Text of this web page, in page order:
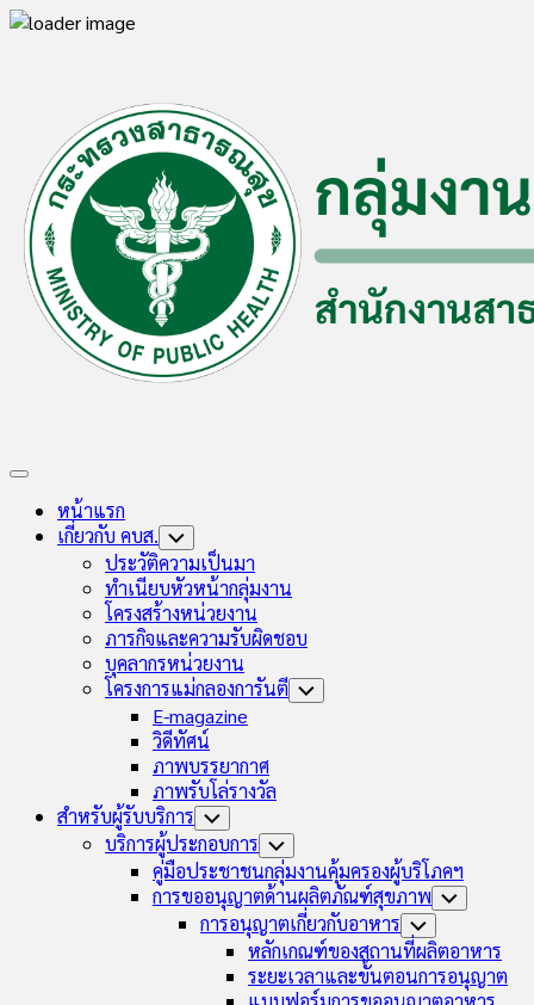
Expand
หน้าแรก
เกี่ยวกับ คบส. Toggle
Child
Menu
ประวัติความเป็นมา
ทำเนียบหัวหน้ากลุ่มงาน
โครงสร้างหน่วยงาน
ภารกิจและความรับผิดชอบ
บุคลากรหน่วยงาน
โครงการแม่กลองการันตี Toggle
E-magazine
วิดีทัศน์
ภาพบรรยากาศ
ภาพรับโล่รางวัล
สำหรับผู้รับบริการ Toggle
Child
Menu
บริการผู้ประกอบการ Toggle
Child
Menu
คู่มือประชาชนกลุ่มงานคุ้มครองผู้บริโภคฯ
การขออนุญาตด้านผลิตภัณฑ์สุขภาพ Toggle
การอนุญาตเกี่ยวกับอาหาร Toggle
Child
Menu
หลักเกณฑ์ของสถานที่ผลิตอาหาร
ระยะเวลาและขั้นตอนการอนุญาต